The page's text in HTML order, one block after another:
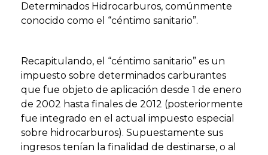
Determinados Hidrocarburos, comúnmente
conocido como el “céntimo sanitario”.
Recapitulando, el “céntimo sanitario” es un
impuesto sobre determinados carburantes
que fue objeto de aplicación desde 1 de enero
de 2002 hasta finales de 2012 (posteriormente
fue integrado en el actual impuesto especial
sobre hidrocarburos). Supuestamente sus
ingresos tenían la finalidad de destinarse, o al